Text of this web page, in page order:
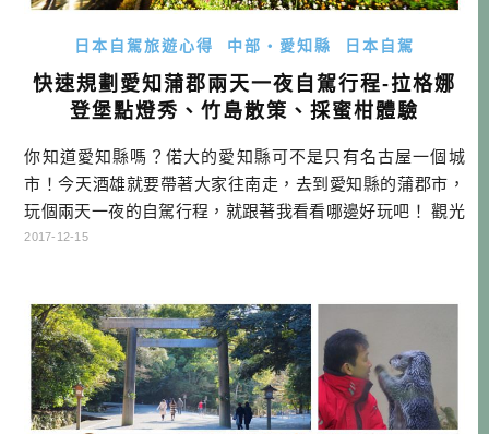
日本自駕旅遊心得 中部・愛知縣 日本自駕
快速規劃愛知蒲郡兩天一夜自駕行程-拉格娜
登堡點燈秀、竹島散策、採蜜柑體驗
你知道愛知縣嗎？偌大的愛知縣可不是只有名古屋一個城
市！今天酒雄就要帶著大家往南走，去到愛知縣的蒲郡市，
玩個兩天一夜的自駕行程，就跟著我看看哪邊好玩吧！ 觀光
地理小知識 名古屋市當然是愛知縣廣為人知的大城市，不過
車博物館、愛地球博公園） 豐田市（日本首見以企業名為名
的城市、TOYOTA總公司 […]…
2017-12-15